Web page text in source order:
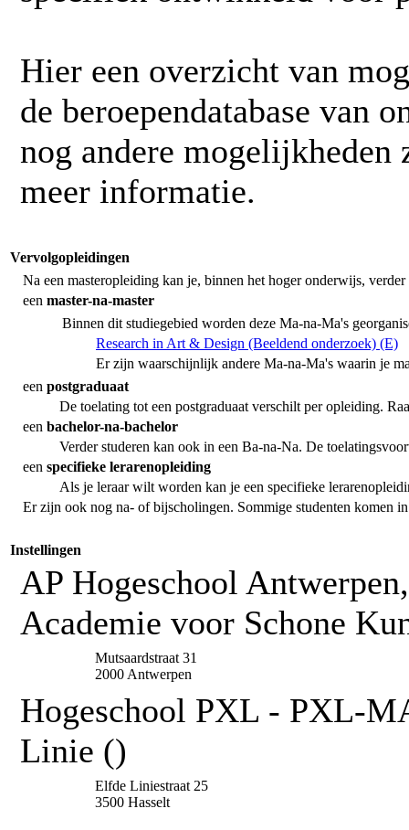
Hier een overzicht van
de beroependatabase van
nog andere
meer informatie.
Vervolgopleidingen
Na een masteropleiding kan je, binnen het hoger onderwijs, verder
een master-na-master
Binnen dit studiegebied worden deze Ma-na-Ma's
Research in Art & Design (Beeldend onderzoek) (E)
Er zijn waarschijnlijk andere Ma-na-Ma's waarin je
een postgraduaat
De toelating tot een postgraduaat verschilt per opleiding.
een bachelor-na-bachelor
Verder studeren kan ook in een Ba-na-Na. De
een specifieke lerarenopleiding
Als je leraar wilt worden kan je een specifieke
Er zijn ook nog na- of bijscholingen. Sommige studenten komen
Instellingen
AP Hogeschool
Academie voor Schone
Mutsaardstraat 31
2000 Antwerpen
Hogeschool PXL - PXL-
Linie ()
Elfde Liniestraat 25
3500 Hasselt